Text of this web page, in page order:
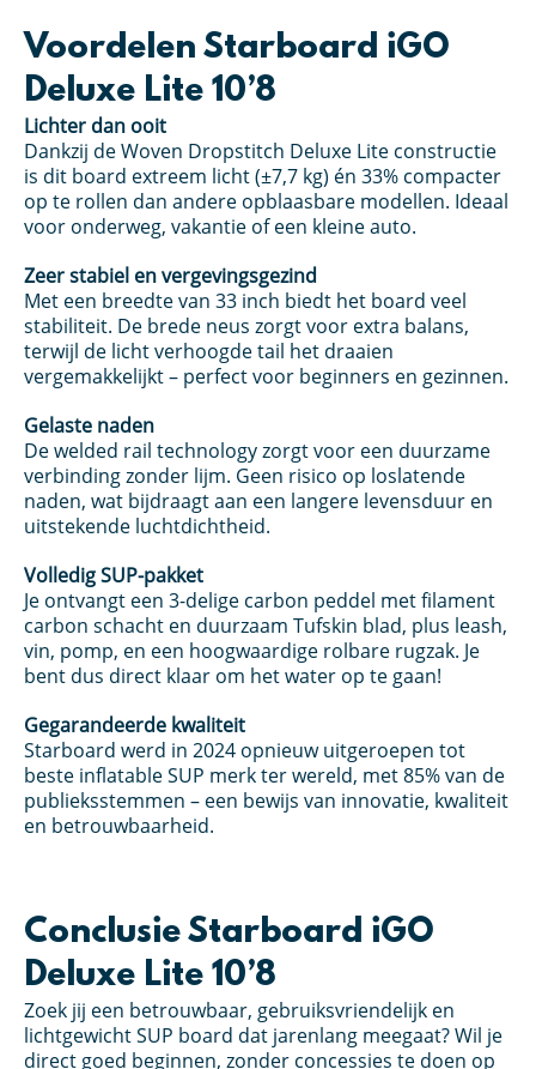
Voordelen Starboard iGO
Deluxe Lite 10’8
Lichter dan ooit
Dankzij de Woven Dropstitch Deluxe Lite constructie
is dit board extreem licht (±7,7 kg) én 33% compacter
op te rollen dan andere opblaasbare modellen. Ideaal
voor onderweg, vakantie of een kleine auto.
Zeer stabiel en vergevingsgezind
Met een breedte van 33 inch biedt het board veel
stabiliteit. De brede neus zorgt voor extra balans,
terwijl de licht verhoogde tail het draaien
vergemakkelijkt – perfect voor beginners en gezinnen.
Gelaste naden
De welded rail technology zorgt voor een duurzame
verbinding zonder lijm. Geen risico op loslatende
naden, wat bijdraagt aan een langere levensduur en
uitstekende luchtdichtheid.
Volledig SUP-pakket
Je ontvangt een 3-delige carbon peddel met filament
carbon schacht en duurzaam Tufskin blad, plus leash,
vin, pomp, en een hoogwaardige rolbare rugzak. Je
bent dus direct klaar om het water op te gaan!
Gegarandeerde kwaliteit
Starboard werd in 2024 opnieuw uitgeroepen tot
beste inflatable SUP merk ter wereld, met 85% van de
publieksstemmen – een bewijs van innovatie, kwaliteit
en betrouwbaarheid.
Conclusie Starboard iGO
Deluxe Lite 10’8
Zoek jij een betrouwbaar, gebruiksvriendelijk en
lichtgewicht SUP board dat jarenlang meegaat? Wil je
direct goed beginnen, zonder concessies te doen op